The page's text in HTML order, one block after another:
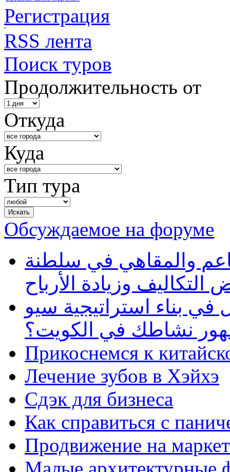
Регистрация
RSS лента
Поиск туров
Продолжительность от
Откуда
Куда
Тип тура
Обсуждаемое на форуме
والمقاهي في سلطنة
وزيادة الأرباح
بناء استراتيجية سيو
نشاطك في الكويت؟
Прикоснемся к
Лечение зубов в Хэйхэ
Сдэк для бизнеса
Как справиться с
Продвижение на